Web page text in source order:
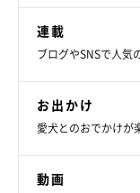
た。
連載
ブログやSNSで人気
お出かけ
愛犬とのおでかけが
動画